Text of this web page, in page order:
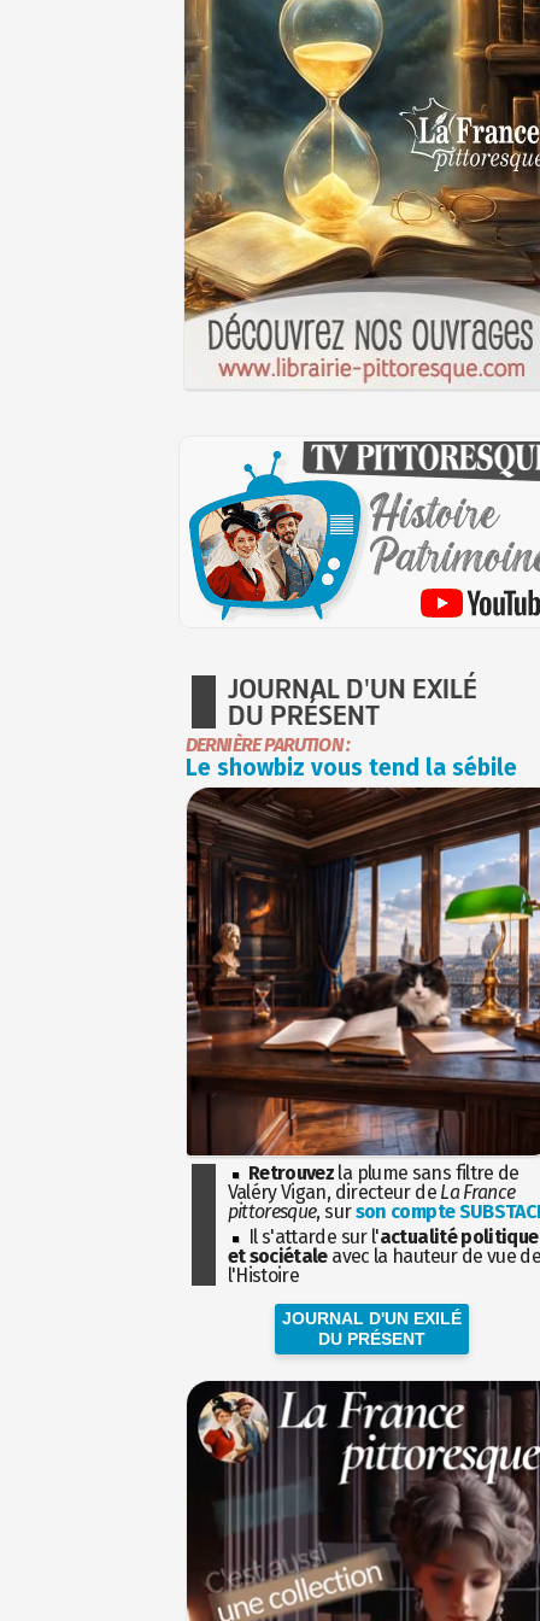
JOURNAL D'UN EXILÉ
DU PRÉSENT
DERNIÈRE PARUTION :
Le showbiz vous tend la sébile
Retrouvez la plume sans filtre de
Valéry Vigan, directeur de La France
pittoresque, surson compte
Il s'attarde sur l'actualité politique
et sociétaleavec la hauteur de vue
l'Histoire
JOURNAL D'UN EXILÉ
DU PRÉSENT